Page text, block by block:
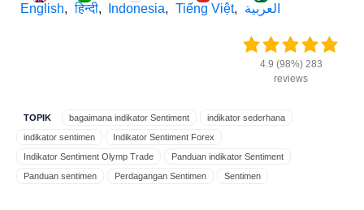
English हिन्दी Indonesia Tiếng Việt العربية
4.9 (98%) 283
reviews
TOPIK bagaimana indikator Sentiment
indikator sederhana
indikator sentimen
Indikator Sentiment Forex
Indikator Sentiment Olymp Trade
Panduan indikator Sentiment
Panduan sentimen
Perdagangan Sentimen
Sentimen